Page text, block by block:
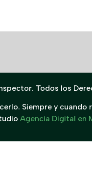
Todos los
Siempre y
Agencia Digital en